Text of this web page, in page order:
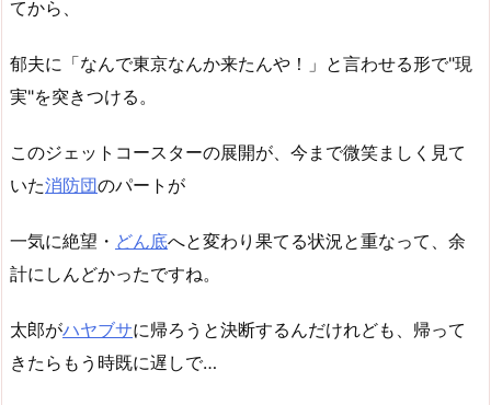
てから、
郁夫に「なんで東京なんか来たんや！」と言わせる形で"現
実"を突きつける。
このジェットコースターの展開が、今まで微笑ましく見て
いた消防団のパートが
一気に絶望・ どん底へと変わり果てる状況と重なって、余
計にしんどかったですね。
太郎がハヤブサに帰ろうと決断するんだけれども、帰って
きたらもう時既に遅しで…